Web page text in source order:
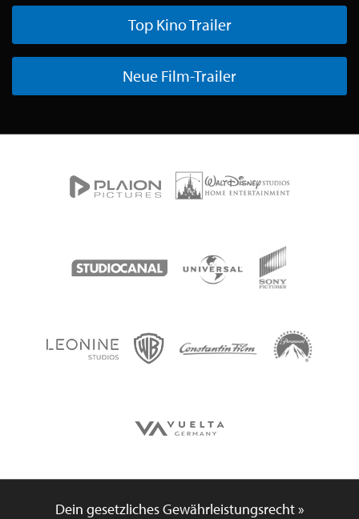
Top Kino Trailer
Neue Film-Trailer
Dein gesetzliches Gewährleistungsrecht »